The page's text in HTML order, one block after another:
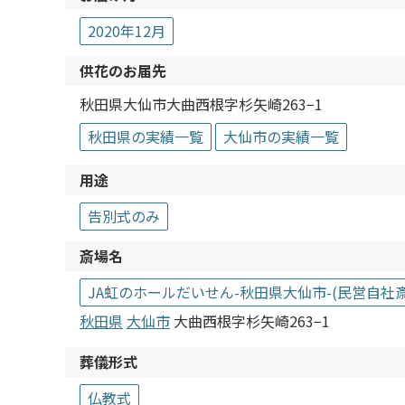
2020年12月
供花のお届先
秋田県大仙市大曲西根字杉矢崎263−1
秋田県の実績一覧
大仙市の実績一覧
用途
告別式のみ
斎場名
JA虹のホールだいせん-秋田県大仙市-(民営自社
秋田県 大仙市 大曲西根字杉矢崎263−1
葬儀形式
仏教式